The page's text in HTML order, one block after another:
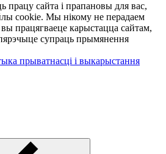
працу сайта і прапановы для вас,
cookie. Мы нікому не перадаем
працягваеце карыстацца сайтам,
супраць прымянення
прыватнасці і выкарыстання